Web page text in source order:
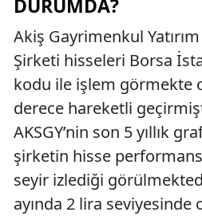
DURUMDA?
Akiş Gayrimenkul
Şirketi hisseleri Borsa
kodu ile işlem görmekte
derece hareketli
AKSGY’nin son 5 yıllık
şirketin hisse
seyir izlediği
ayında 2 lira seviyesinde